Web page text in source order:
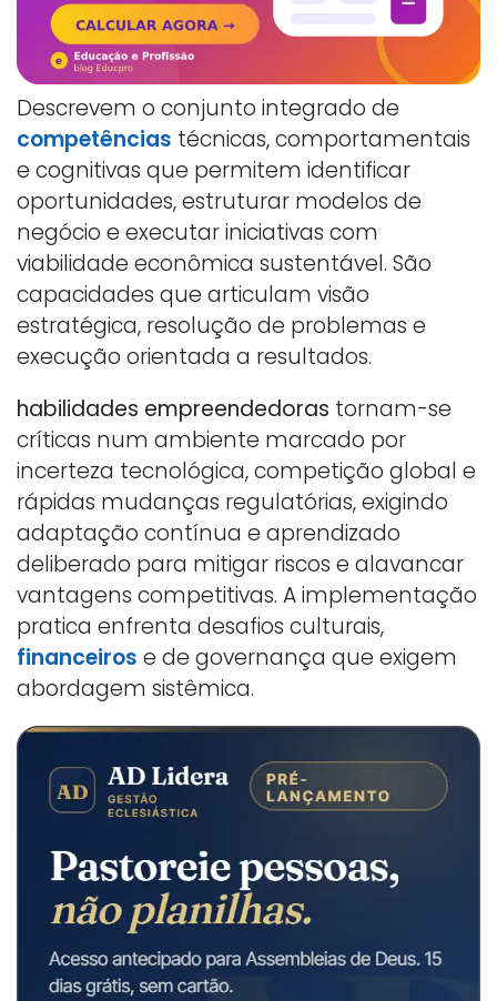
Descrevem o conjunto integrado de
competências técnicas, comportamentais
e cognitivas que permitem identificar
oportunidades, estruturar modelos de
negócio e executar iniciativas com
viabilidade econômica sustentável. São
capacidades que articulam visão
estratégica, resolução de problemas e
execução orientada a resultados.
habilidades empreendedoras tornam-se
críticas num ambiente marcado por
incerteza tecnológica, competição global e
rápidas mudanças regulatórias, exigindo
adaptação contínua e aprendizado
deliberado para mitigar riscos e alavancar
vantagens competitivas. A implementação
pratica enfrenta desafios culturais,
financeiros e de governança que exigem
abordagem sistêmica.